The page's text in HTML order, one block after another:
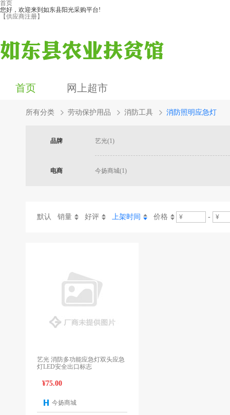
首页
您好，欢迎来到如东县阳光采购平台!
【供应商注册】
首页 网上超市
所有分类 劳动保护用品 消防工具 消防照明应急灯
品牌 艺光(1)
电商 今扬商城(1)
默认 销量 好评 上架时间 价格 -
艺光 消防多功能应急灯双头应急
灯LED安全出口标志
¥75.00
今扬商城